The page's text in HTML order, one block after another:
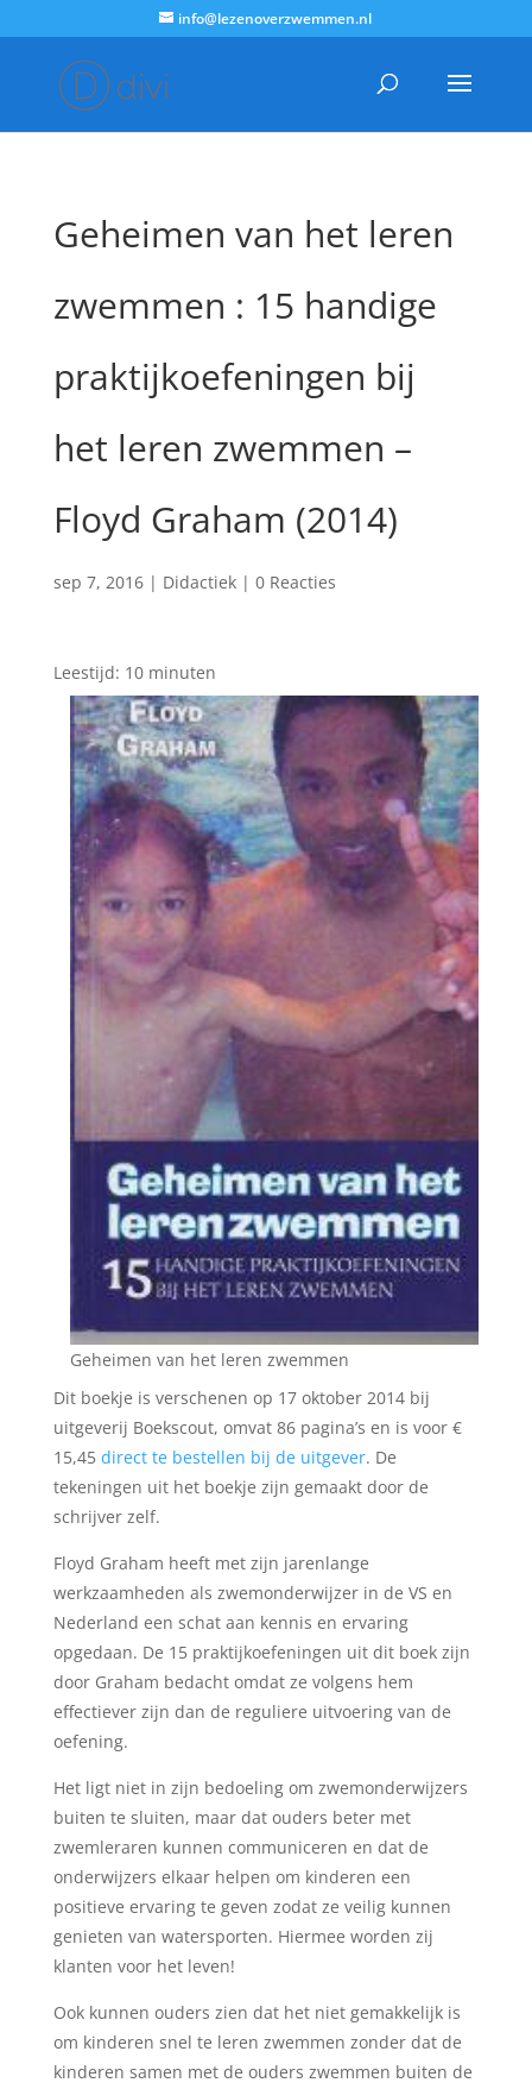
info@lezenoverzwemmen.nl
Geheimen van het leren
zwemmen : 15 handige
praktijkoefeningen bij
het leren zwemmen –
Floyd Graham (2014)
sep 7, 2016| Didactiek| 0 Reacties
Leestijd: 10 minuten
Geheimen van het leren zwemmen
Dit boekje is verschenen op 17 oktober 2014 bij
uitgeverij Boekscout, omvat 86 pagina’s en is voor €
15,45 direct te bestellen bij de uitgever. De
tekeningen uit het boekje zijn gemaakt door de
schrijver zelf.
Floyd Graham heeft met zijn jarenlange
werkzaamheden als zwemonderwijzer in de VS en
Nederland een schat aan kennis en ervaring
opgedaan. De 15 praktijkoefeningen uit dit boek zijn
door Graham bedacht omdat ze volgens hem
effectiever zijn dan de reguliere uitvoering van de
oefening.
Het ligt niet in zijn bedoeling om zwemonderwijzers
buiten te sluiten, maar dat ouders beter met
zwemleraren kunnen communiceren en dat de
onderwijzers elkaar helpen om kinderen een
positieve ervaring te geven zodat ze veilig kunnen
genieten van watersporten. Hiermee worden zij
klanten voor het leven!
Ook kunnen ouders zien dat het niet gemakkelijk is
om kinderen snel te leren zwemmen zonder dat de
kinderen samen met de ouders zwemmen buiten de